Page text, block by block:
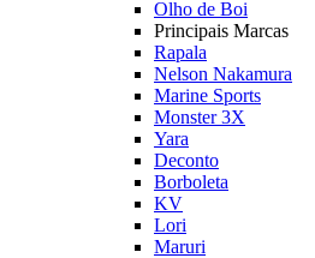
Olho de Boi
Principais Marcas
Rapala
Nelson Nakamura
Marine Sports
Monster 3X
Yara
Deconto
Borboleta
KV
Lori
Maruri